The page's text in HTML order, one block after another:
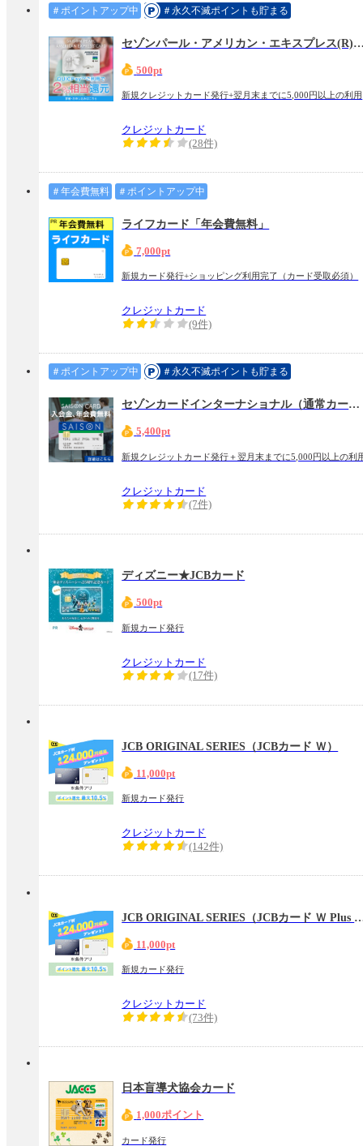
＃ポイントアップ中 ＃永久不滅ポイントも貯まる
セゾンパール・アメリカン・エキスプレス
500pt
新規クレジットカード発行+翌月末までに5,000円以上の利用
クレジットカード
(28件)
＃年会費無料 ＃ポイントアップ中
ライフカード「年会費無料」
7,000pt
新規カード発行+ショッピング利用完了（カード受取必須）
クレジットカード
(9件)
＃ポイントアップ中 ＃永久不滅ポイントも貯まる
セゾンカードインターナショナル（通常カード）
5,400pt
新規クレジットカード発行＋翌月末までに5,000円以上の利
クレジットカード
(7件)
ディズニー★JCBカード
500pt
新規カード発行
クレジットカード
(17件)
JCB ORIGINAL SERIES（JCBカード Ｗ）
11,000pt
新規カード発行
クレジットカード
(142件)
JCB ORIGINAL SERIES（
11,000pt
新規カード発行
クレジットカード
(73件)
日本盲導犬協会カード
1,000ポイント
カード発行